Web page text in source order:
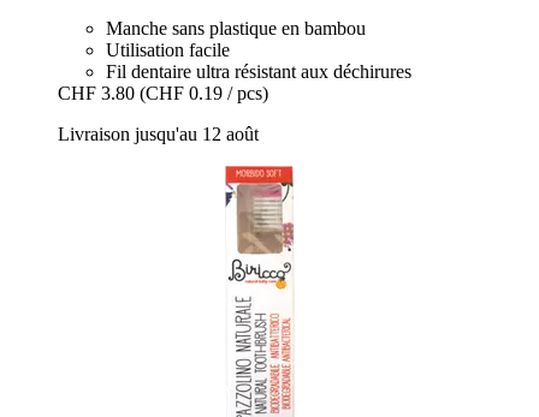
Manche sans plastique en bambou
Utilisation facile
Fil dentaire ultra résistant aux déchirures
CHF 3.80 (CHF 0.19 / pcs)
Livraison jusqu'au 12 août